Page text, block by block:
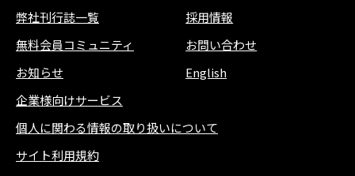
弊社刊行誌一覧
無料会員コミュニティ
お知らせ
企業様向けサービス
採用情報
お問い合わせ
English
個人に関わる情報の取り扱いについて
サイト利用規約